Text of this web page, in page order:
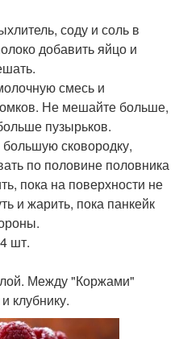
соду и соль в
добавить яйцо и
смесь и
Не мешайте больше,
пузырьков.
большую сковородку,
по половине половника
пока на поверхности не
и жарить, пока панкейк
шт.
Между "Коржами"
клубнику.